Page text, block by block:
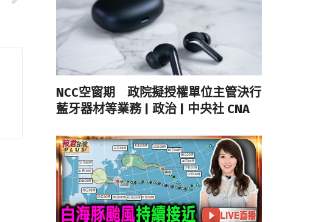
NCC空窗期 政院擬授權單位主管決行
藍牙器材等業務 | 政治 | 中央社 CNA